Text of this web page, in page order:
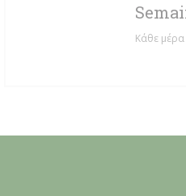
Κάθε